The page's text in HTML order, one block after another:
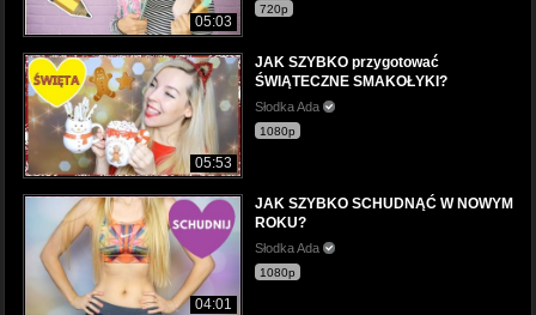
05:03
720p
05:53
JAK SZYBKO przygotować
ŚWIĄTECZNE SMAKOŁYKI?
Słodka Ada
1080p
04:01
JAK SZYBKO SCHUDNĄĆ W NOWYM
ROKU?
Słodka Ada
1080p